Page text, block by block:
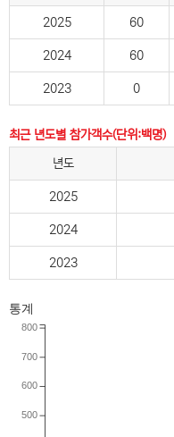
2025 60
2024 60
2023 0
최근 년도별 참가객수(단위:백명)
년도
2025
2024
2023
통계
500
600
700
800